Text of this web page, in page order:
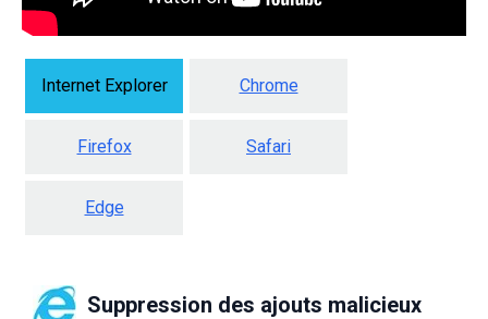
Internet Explorer Chrome
Firefox Safari
Edge
Suppression des ajouts malicieux